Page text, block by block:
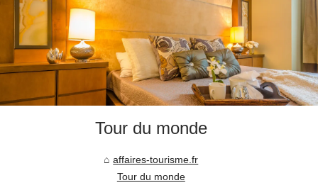
Tour du monde
affaires-tourisme.fr
Tour du monde